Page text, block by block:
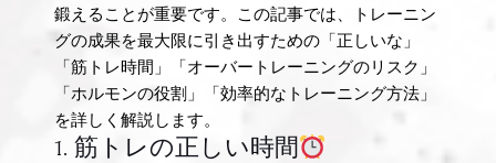
鍛えることが重要です。この記事では、トレーニン
グの成果を最大限に引き出すための「正しいな」
「筋トレ時間」「オーバートレーニングのリスク」
「ホルモンの役割」「効率的なトレーニング方法」
を詳しく解説します。
1. 筋トレの正しい時間